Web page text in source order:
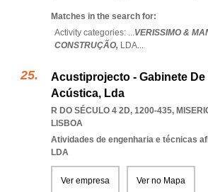
Matches in the search for:
Activity categories: ...VERISSIMO &
CONSTRUÇÃO, LDA...
Acustiprojecto - Gabinete
Acústica, Lda
R DO SÉCULO 4 2D, 1200-435,
LISBOA
Atividades de engenharia e técnicas
LDA
Ver empresa Ver no Mapa